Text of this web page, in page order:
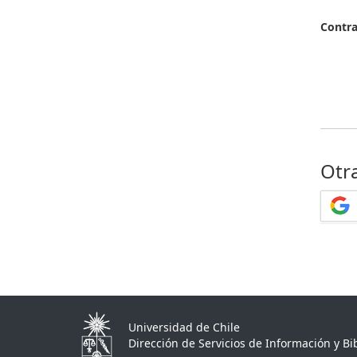
Universidad de Chile
Dirección de Servicios de Información y